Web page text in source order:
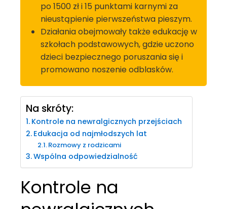
po 1500 zł i 15 punktami karnymi za
nieustąpienie pierwszeństwa pieszym.
Działania obejmowały także edukację w
szkołach podstawowych, gdzie uczono
dzieci bezpiecznego poruszania się i
promowano noszenie odblasków.
Na skróty:
Kontrole na newralgicznych przejściach
Edukacja od najmłodszych lat
Rozmowy z rodzicami
Wspólna odpowiedzialność
Kontrole na